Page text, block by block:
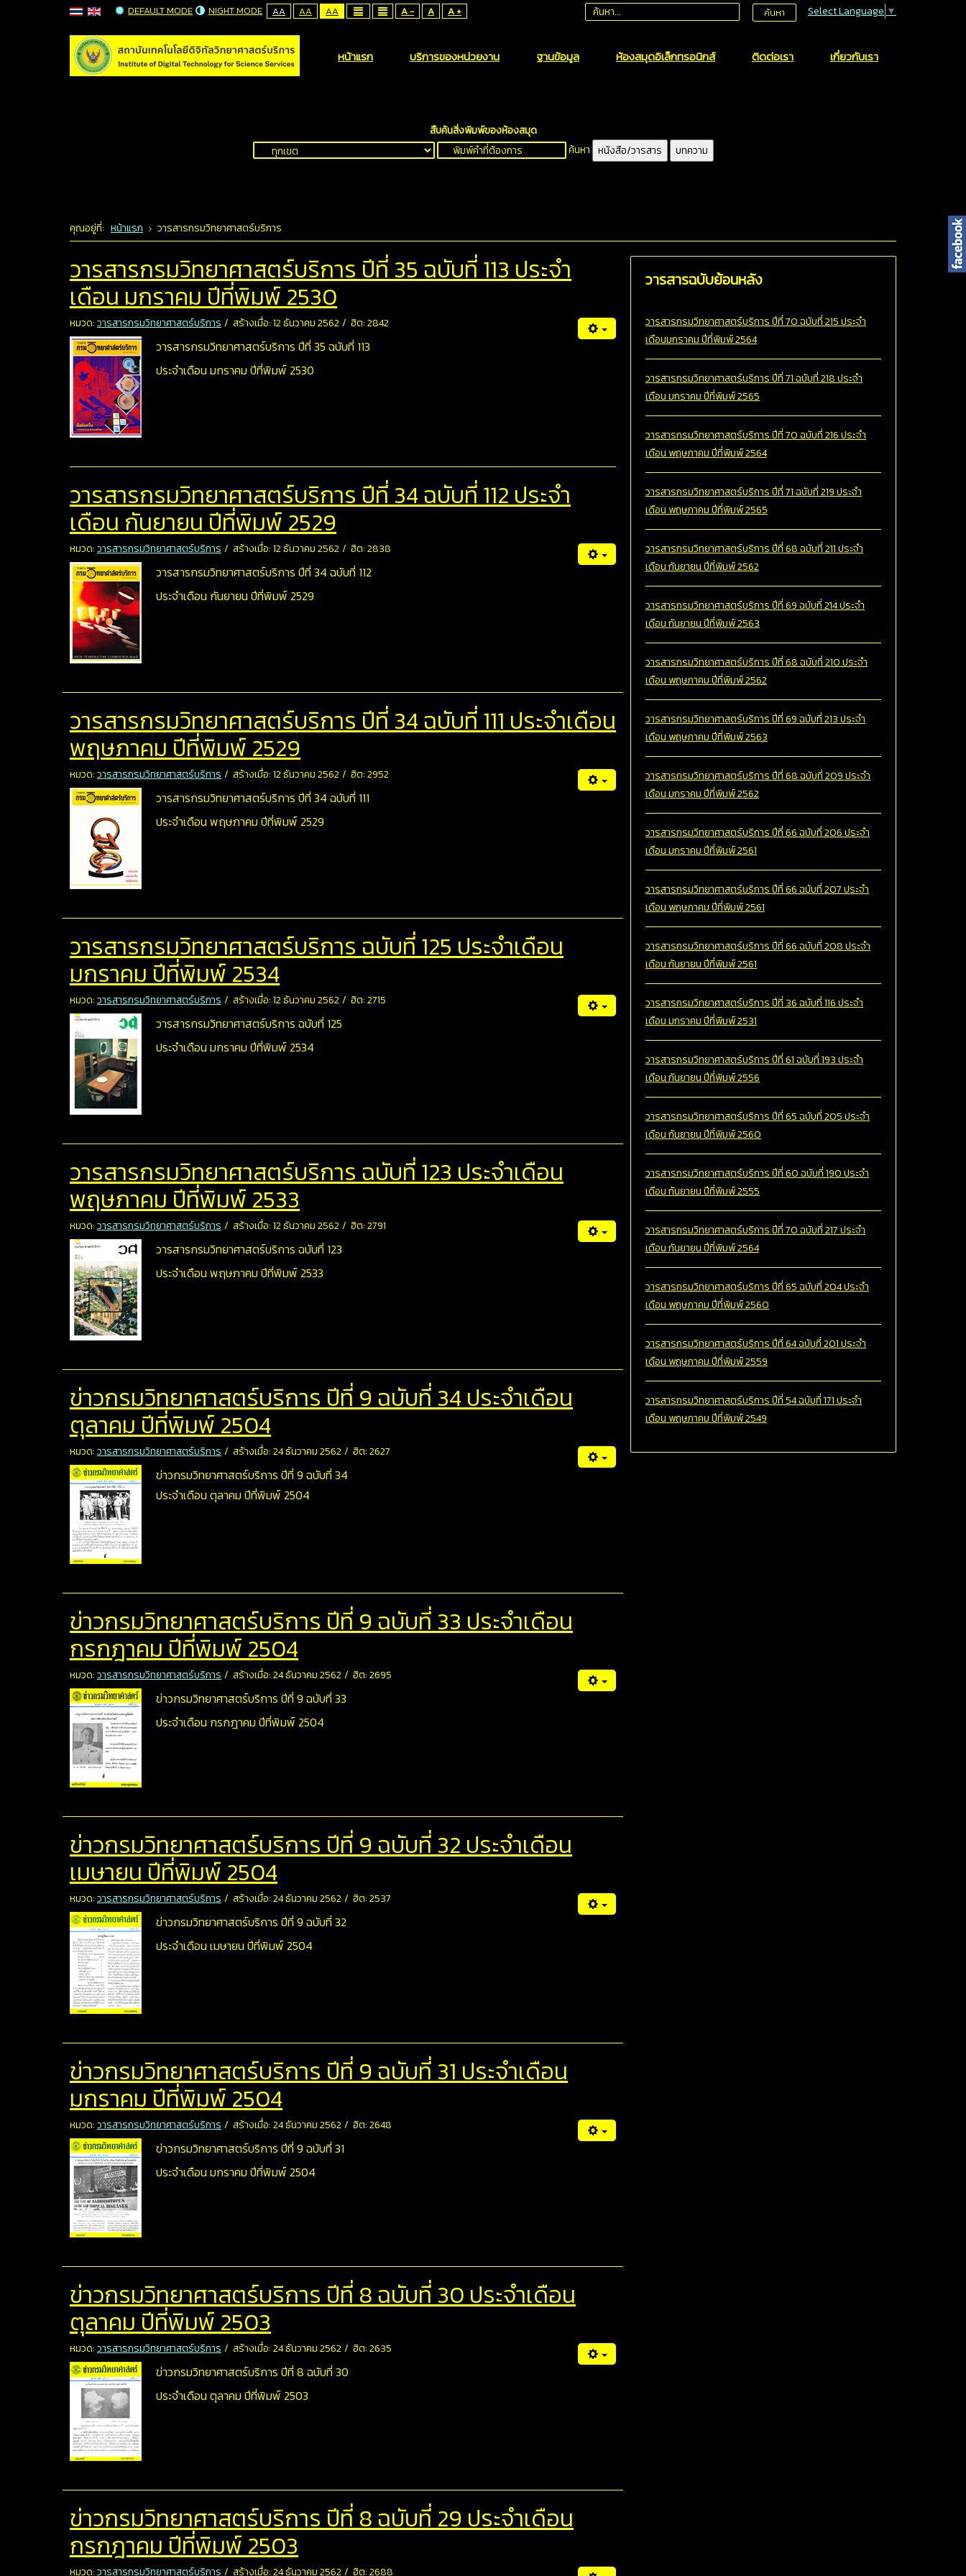
DEFAULT MODE NIGHT MODE AA AA AA A - A A + Select Language ▼
ค้นหา
หน้าแรก บริการของหน่วยงาน ฐานข้อมูล ห้องสมุดอิเล็กทรอนิกส์ ติดต่อเรา เกี่ยวกับเรา
สืบค้นสิ่งพิมพ์ของห้องสมุด
ค้นหา หนังสือ/วารสาร บทความ
คุณอยู่ที่: หน้าแรก วารสารกรมวิทยาศาสตร์บริการ
วารสารกรมวิทยาศาสตร์บริการ ปีที่ 35 ฉบับที่ 113 ประจำ
เดือน มกราคม ปีที่พิมพ์ 2530
หมวด:วารสารกรมวิทยาศาสตร์บริการ สร้างเมื่อ: 12 ธันวาคม 2562 ฮิต: 2842
วารสารกรมวิทยาศาสตร์บริการ ปีที่ 35 ฉบับที่ 113
ประจำเดือน มกราคม ปีที่พิมพ์ 2530
วารสารกรมวิทยาศาสตร์บริการ ปีที่ 34 ฉบับที่ 112 ประจำ
เดือน กันยายน ปีที่พิมพ์ 2529
หมวด:วารสารกรมวิทยาศาสตร์บริการ สร้างเมื่อ: 12 ธันวาคม 2562 ฮิต: 2838
วารสารกรมวิทยาศาสตร์บริการ ปีที่ 34 ฉบับที่ 112
ประจำเดือน กันยายน ปีที่พิมพ์ 2529
วารสารกรมวิทยาศาสตร์บริการ ปีที่ 34 ฉบับที่ 111 ประจำเดือน
พฤษภาคม ปีที่พิมพ์ 2529
หมวด:วารสารกรมวิทยาศาสตร์บริการ สร้างเมื่อ: 12 ธันวาคม 2562 ฮิต: 2952
วารสารกรมวิทยาศาสตร์บริการ ปีที่ 34 ฉบับที่ 111
ประจำเดือน พฤษภาคม ปีที่พิมพ์ 2529
วารสารกรมวิทยาศาสตร์บริการ ฉบับที่ 125 ประจำเดือน
มกราคม ปีที่พิมพ์ 2534
หมวด:วารสารกรมวิทยาศาสตร์บริการ สร้างเมื่อ: 12 ธันวาคม 2562 ฮิต: 2715
วารสารกรมวิทยาศาสตร์บริการ ฉบับที่ 125
ประจำเดือน มกราคม ปีที่พิมพ์ 2534
วารสารกรมวิทยาศาสตร์บริการ ฉบับที่ 123 ประจำเดือน
พฤษภาคม ปีที่พิมพ์ 2533
หมวด:วารสารกรมวิทยาศาสตร์บริการ สร้างเมื่อ: 12 ธันวาคม 2562 ฮิต: 2791
วารสารกรมวิทยาศาสตร์บริการ ฉบับที่ 123
ประจำเดือน พฤษภาคม ปีที่พิมพ์ 2533
ข่าวกรมวิทยาศาสตร์บริการ ปีที่ 9 ฉบับที่ 34 ประจำเดือน
ตุลาคม ปีที่พิมพ์ 2504
หมวด:วารสารกรมวิทยาศาสตร์บริการ สร้างเมื่อ: 24 ธันวาคม 2562 ฮิต: 2627
ข่าวกรมวิทยาศาสตร์บริการ ปีที่ 9 ฉบับที่ 34
ประจำเดือน ตุลาคม ปีที่พิมพ์ 2504
ข่าวกรมวิทยาศาสตร์บริการ ปีที่ 9 ฉบับที่ 33 ประจำเดือน
กรกฎาคม ปีที่พิมพ์ 2504
หมวด:วารสารกรมวิทยาศาสตร์บริการ สร้างเมื่อ: 24 ธันวาคม 2562 ฮิต: 2695
ข่าวกรมวิทยาศาสตร์บริการ ปีที่ 9 ฉบับที่ 33
ประจำเดือน กรกฎาคม ปีที่พิมพ์ 2504
ข่าวกรมวิทยาศาสตร์บริการ ปีที่ 9 ฉบับที่ 32 ประจำเดือน
เมษายน ปีที่พิมพ์ 2504
หมวด:วารสารกรมวิทยาศาสตร์บริการ สร้างเมื่อ: 24 ธันวาคม 2562 ฮิต: 2537
ข่าวกรมวิทยาศาสตร์บริการ ปีที่ 9 ฉบับที่ 32
ประจำเดือน เมษายน ปีที่พิมพ์ 2504
ข่าวกรมวิทยาศาสตร์บริการ ปีที่ 9 ฉบับที่ 31 ประจำเดือน
มกราคม ปีที่พิมพ์ 2504
หมวด:วารสารกรมวิทยาศาสตร์บริการ สร้างเมื่อ: 24 ธันวาคม 2562 ฮิต: 2648
ข่าวกรมวิทยาศาสตร์บริการ ปีที่ 9 ฉบับที่ 31
ประจำเดือน มกราคม ปีที่พิมพ์ 2504
ข่าวกรมวิทยาศาสตร์บริการ ปีที่ 8 ฉบับที่ 30 ประจำเดือน
ตุลาคม ปีที่พิมพ์ 2503
หมวด:วารสารกรมวิทยาศาสตร์บริการ สร้างเมื่อ: 24 ธันวาคม 2562 ฮิต: 2635
ข่าวกรมวิทยาศาสตร์บริการ ปีที่ 8 ฉบับที่ 30
ประจำเดือน ตุลาคม ปีที่พิมพ์ 2503
ข่าวกรมวิทยาศาสตร์บริการ ปีที่ 8 ฉบับที่ 29 ประจำเดือน
กรกฎาคม ปีที่พิมพ์ 2503
หมวด:วารสารกรมวิทยาศาสตร์บริการ สร้างเมื่อ: 24 ธันวาคม 2562 ฮิต: 2688
วารสารฉบับย้อนหลัง
วารสารกรมวิทยาศาสตร์บริการ ปีที่ 70 ฉบับที่ 215 ประจำ
เดือนมกราคม ปีที่พิมพ์ 2564
วารสารกรมวิทยาศาสตร์บริการ ปีที่ 71 ฉบับที่ 218 ประจำ
เดือน มกราคม ปีที่พิมพ์ 2565
วารสารกรมวิทยาศาสตร์บริการ ปีที่ 70 ฉบับที่ 216 ประจำ
เดือน พฤษภาคม ปีที่พิมพ์ 2564
วารสารกรมวิทยาศาสตร์บริการ ปีที่ 71 ฉบับที่ 219 ประจำ
เดือน พฤษภาคม ปีที่พิมพ์ 2565
วารสารกรมวิทยาศาสตร์บริการ ปีที่ 68 ฉบับที่ 211 ประจำ
เดือน กันยายน ปีที่พิมพ์ 2562
วารสารกรมวิทยาศาสตร์บริการ ปีที่ 69 ฉบับที่ 214 ประจำ
เดือน กันยายน ปีที่พิมพ์ 2563
วารสารกรมวิทยาศาสตร์บริการ ปีที่ 68 ฉบับที่ 210 ประจำ
เดือน พฤษภาคม ปีที่พิมพ์ 2562
วารสารกรมวิทยาศาสตร์บริการ ปีที่ 69 ฉบับที่ 213 ประจำ
เดือน พฤษภาคม ปีที่พิมพ์ 2563
วารสารกรมวิทยาศาสตร์บริการ ปีที่ 68 ฉบับที่ 209 ประจำ
เดือน มกราคม ปีที่พิมพ์ 2562
วารสารกรมวิทยาศาสตร์บริการ ปีที่ 66 ฉบับที่ 206 ประจำ
เดือน มกราคม ปีที่พิมพ์ 2561
วารสารกรมวิทยาศาสตร์บริการ ปีที่ 66 ฉบับที่ 207 ประจำ
เดือน พฤษภาคม ปีที่พิมพ์ 2561
วารสารกรมวิทยาศาสตร์บริการ ปีที่ 66 ฉบับที่ 208 ประจำ
เดือน กันยายน ปีที่พิมพ์ 2561
วารสารกรมวิทยาศาสตร์บริการ ปีที่ 36 ฉบับที่ 116 ประจำ
เดือน มกราคม ปีที่พิมพ์ 2531
วารสารกรมวิทยาศาสตร์บริการ ปีที่ 61 ฉบับที่ 193 ประจำ
เดือน กันยายน ปีที่พิมพ์ 2556
วารสารกรมวิทยาศาสตร์บริการ ปีที่ 65 ฉบับที่ 205 ประจำ
เดือน กันยายน ปีที่พิมพ์ 2560
วารสารกรมวิทยาศาสตร์บริการ ปีที่ 60 ฉบับที่ 190 ประจำ
เดือน กันยายน ปีที่พิมพ์ 2555
วารสารกรมวิทยาศาสตร์บริการ ปีที่ 70 ฉบับที่ 217 ประจำ
เดือน กันยายน ปีที่พิมพ์ 2564
วารสารกรมวิทยาศาสตร์บริการ ปีที่ 65 ฉบับที่ 204 ประจำ
เดือน พฤษภาคม ปีที่พิมพ์ 2560
วารสารกรมวิทยาศาสตร์บริการ ปีที่ 64 ฉบับที่ 201 ประจำ
เดือน พฤษภาคม ปีที่พิมพ์ 2559
วารสารกรมวิทยาศาสตร์บริการ ปีที่ 54 ฉบับที่ 171 ประจำ
เดือน พฤษภาคม ปีที่พิมพ์ 2549